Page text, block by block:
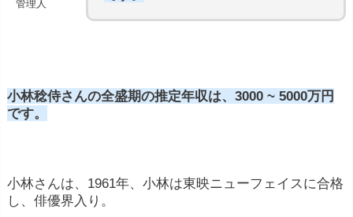
管理人
小林稔侍さんの全盛期の推定年収は、3000 ~ 5000万円
です。
小林さんは、1961年、小林は東映ニューフェイスに合格
し、俳優界入り。